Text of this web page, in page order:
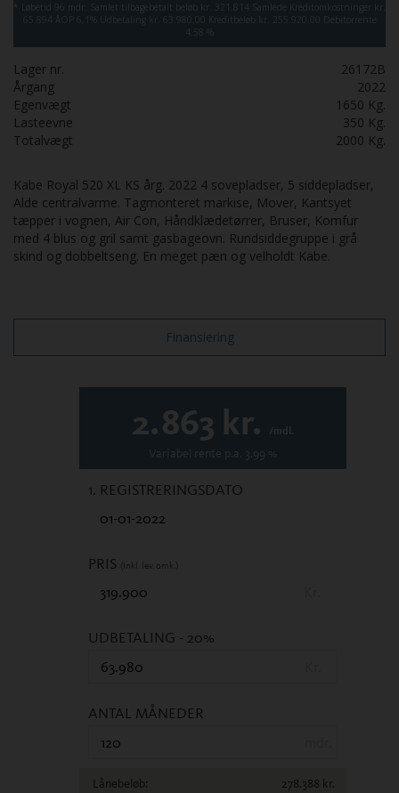
* Løbetid 96 mdr. Samlet tilbagebetalt beløb kr. 321.814 Samlede Kreditomkostninger kr.
65.894 ÅOP 6,1% Udbetaling kr. 63.980,00 Kreditbeløb kr. 255.920,00
Debitorrente
4,58 %
Lager nr.
26172B
Årgang
2022
Egenvægt
1650 Kg.
Lasteevne
350 Kg.
Totalvægt
2000 Kg.
Kabe Royal 520 XL KS årg. 2022 4 sovepladser, 5 siddepladser,
Alde centralvarme. Tagmonteret markise, Mover, Kantsyet
tæpper i vognen, Air Con, Håndklædetørrer, Bruser, Komfur
med 4 blus og gril samt gasbageovn. Rundsiddegruppe i grå
skind og dobbeltseng. En meget pæn og velholdt Kabe.
Finansiering
2.863 kr. /mdl.
Variabel rente p.a. 3.99 %
1. REGISTRERINGSDATO
PRIS (Inkl. lev. omk.)
UDBETALING - 20%
ANTAL MÅNEDER
Lånebeløb: 278.388 kr.